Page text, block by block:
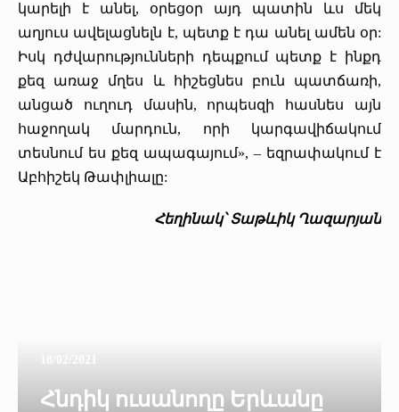
կարելի է անել, օրեցօր այդ պատին ևս մեկ
աղյուս ավելացնելն է, պետք է դա անել ամեն օր:
Իսկ դժվարությունների դեպքում պետք է ինքդ
քեզ առաջ մղես և հիշեցնես բուն պատճառի,
անցած ուղուդ մասին, որպեսզի հասնես այն
հաջողակ մարդուն, որի կարգավիճակում
տեսնում ես քեզ ապագայում», – եզրափակում է
Աբհիշեկ Թափլիալը:
Հեղինակ՝ Տաթևիկ Ղազարյան
Հնդիկ ուսանողը Երևանը